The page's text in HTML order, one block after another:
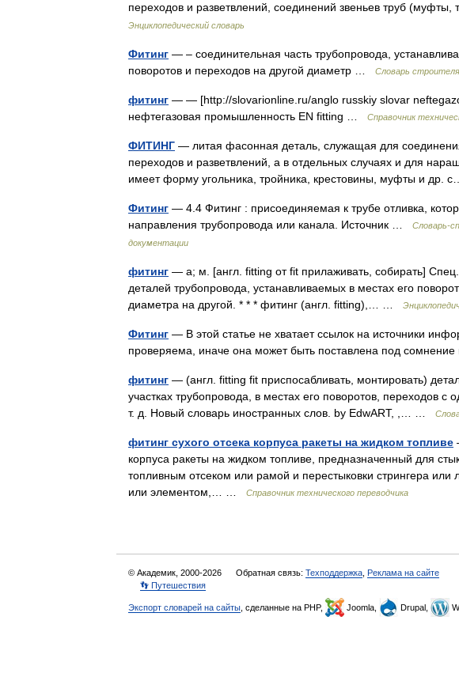
переходов и разветвлений, соединений звеньев труб
Энциклопедический словарь
Фитинг — – соединительная часть трубопровода,
поворотов и переходов на другой диаметр …
Словарь строителя
фитинг — — [http://slovarionline.ru/anglo russkiy slovar
нефтегазовая промышленность EN fitting …
Справочник
ФИТИНГ — литая фасонная деталь, служащая для
переходов и разветвлений, а в отдельных случаях и для
имеет форму угольника, тройника, крестовины, муфты и др.
Фитинг — 4.4 Фитинг : присоединяемая к трубе отливка,
направления трубопровода или канала. Источник …
Словарь-
документации
фитинг — а; м. [англ. fitting от fit прилаживать, собирать]
деталей трубопровода, устанавливаемых в местах его
диаметра на другой. * * * фитинг (англ. fitting),… …
Фитинг — В этой статье не хватает ссылок на источники
проверяема, иначе она может быть поставлена под
фитинг — (англ. fitting fit приспосабливать, монтировать)
участках трубопровода, в местах его поворотов, переходов с
т. д. Новый словарь иностранных слов. by EdwART, ,… …
фитинг сухого отсека корпуса ракеты на жидком топливе
корпуса ракеты на жидком топливе, предназначенный для
топливным отсеком или рамой и перестыковки стрингера
или элементом,… …
Справочник технического переводчика
© Академик, 2000-2026 Обратная связь: Техподдержка Реклама на сайте
👣 Путешествия
Экспорт словарей на сайты , сделанные на PHP, Joomla, Drupal,